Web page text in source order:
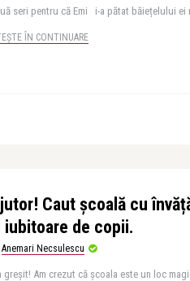
seri pentru că Emi i-a pătat băiețelului ei
ÎN CONTINUARE
Caut școală cu
iubitoare de copii.
Anemari Necsulescu
greșit! Am crezut că școala este un loc